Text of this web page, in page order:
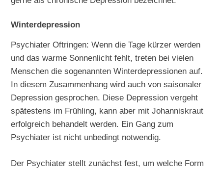
Winterdepression
Psychiater Oftringen: Wenn die Tage kürzer werden
und das warme Sonnenlicht fehlt, treten bei vielen
Menschen die sogenannten Winterdepressionen auf.
In diesem Zusammenhang wird auch von saisonaler
Depression gesprochen. Diese Depression vergeht
spätestens im Frühling, kann aber mit Johanniskraut
erfolgreich behandelt werden. Ein Gang zum
Psychiater ist nicht unbedingt notwendig.
Der Psychiater stellt zunächst fest, um welche Form